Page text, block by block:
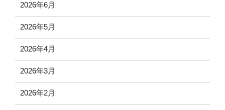
2026年6月
2026年5月
2026年4月
2026年3月
2026年2月